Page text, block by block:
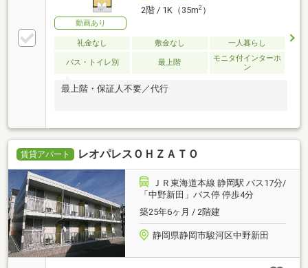
動画あり
2階 / 1K（35m2）
礼金なし 敷金なし 一人暮らし
バス・トイレ別 最上階
モニタ付インターホ
ン
最上階・保証人不要／代行
賃貸アパート レオパレスＯＨＺＡＴＯ
ＪＲ東海道本線 静岡駅 バス17分/
「中野新田」バス停 停歩4分
築25年6ヶ月 / 2階建
静岡県静岡市駿河区中野新田